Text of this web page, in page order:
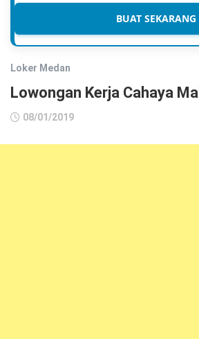
BUAT SEKARANG
Loker Medan
Lowongan Kerja Cahaya
08/01/2019